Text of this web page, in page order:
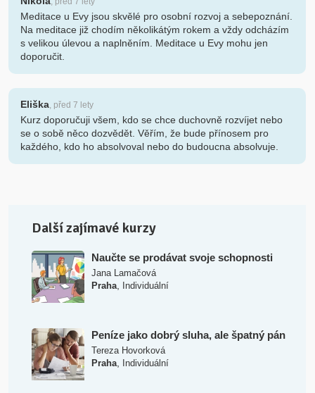
Meditace u Evy jsou skvělé pro osobní rozvoj a sebepoznání.
Na meditace již chodím několikátým rokem a vždy odcházím
s velikou úlevou a naplněním. Meditace u Evy mohu jen
doporučit.
Eliška, před 7 lety
Kurz doporučuji všem, kdo se chce duchovně rozvíjet nebo
se o sobě něco dozvědět. Věřím, že bude přínosem pro
každého, kdo ho absolvoval nebo do budoucna absolvuje.
Další zajímavé kurzy
Naučte se prodávat svoje schopnosti
Jana Lamačová
Praha, Individuální
Peníze jako dobrý sluha, ale špatný pán
Tereza Hovorková
Praha, Individuální